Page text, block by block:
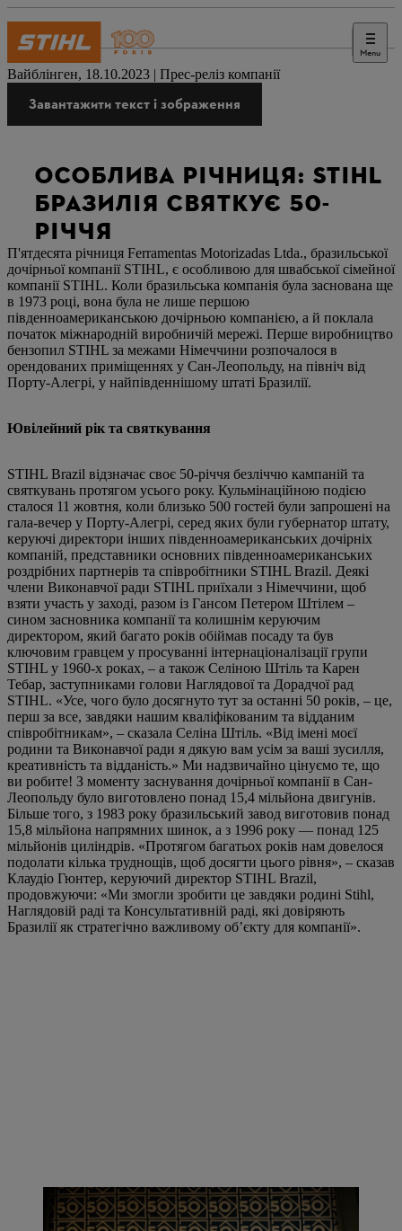
Menu
Преса
Вайблінген, 18.10.2023 | Прес-реліз компанії
Завантажити текст і зображення
ОСОБЛИВА РІЧНИЦЯ: STIHL
БРАЗИЛІЯ СВЯТКУЄ 50-
РІЧЧЯ
П'ятдесята річниця Ferramentas Motorizadas Ltda., бразильської
дочірньої компанії STIHL, є особливою для швабської сімейної
компанії STIHL. Коли бразильська компанія була заснована ще
в 1973 році, вона була не лише першою
південноамериканською дочірньою компанією, а й поклала
початок міжнародній виробничій мережі. Перше виробництво
бензопил STIHL за межами Німеччини розпочалося в
орендованих приміщеннях у Сан-Леопольду, на північ від
Порту-Алегрі, у найпівденнішому штаті Бразилії.
Ювілейний рік та святкування
STIHL Brazil відзначає своє 50-річчя безліччю кампаній та
святкувань протягом усього року. Кульмінаційною подією
сталося 11 жовтня, коли близько 500 гостей були запрошені на
гала-вечер у Порту-Алегрі, серед яких були губернатор штату,
керуючі директори інших південноамериканських дочірніх
компаній, представники основних південноамериканських
роздрібних партнерів та співробітники STIHL Brazil. Деякі
члени Виконавчої ради STIHL приїхали з Німеччини, щоб
взяти участь у заході, разом із Гансом Петером Штілем –
сином засновника компанії та колишнім керуючим
директором, який багато років обіймав посаду та був
ключовим гравцем у просуванні інтернаціоналізації групи
STIHL у 1960-х роках, – а також Селіною Штіль та Карен
Тебар, заступниками голови Наглядової та Дорадчої рад
STIHL. «Усе, чого було досягнуто тут за останні 50 років, – це,
перш за все, завдяки нашим кваліфікованим та відданим
співробітникам», – сказала Селіна Штіль. «Від імені моєї
родини та Виконавчої ради я дякую вам усім за ваші зусилля,
креативність та відданість.» Ми надзвичайно цінуємо те, що
ви робите! З моменту заснування дочірньої компанії в Сан-
Леопольду було виготовлено понад 15,4 мільйона двигунів.
Більше того, з 1983 року бразильський завод виготовив понад
15,8 мільйона напрямних шинок, а з 1996 року — понад 125
мільйонів циліндрів. «Протягом багатьох років нам довелося
подолати кілька труднощів, щоб досягти цього рівня», – сказав
Клаудіо Гюнтер, керуючий директор STIHL Brazil,
продовжуючи: «Ми змогли зробити це завдяки родині Stihl,
Наглядовій раді та Консультативній раді, які довіряють
Бразилії як стратегічно важливому об’єкту для компанії».
STIHL Brazil вручила Гансу Петеру Штілю золоту бензопилу на
знак подяки за довіру та відданість. Зліва направо: Клеомар Луїс